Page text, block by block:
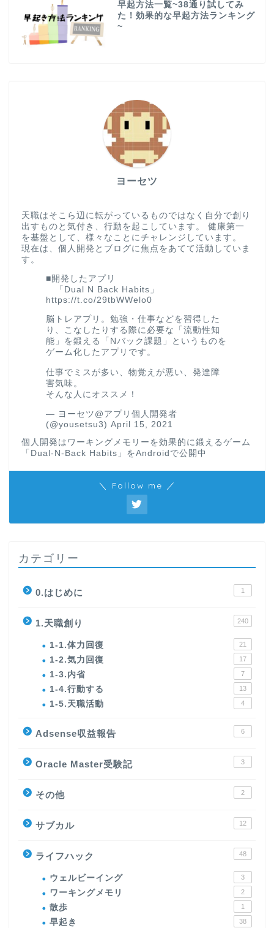
早起方法一覧~38通り試してみ
た！効果的な早起方法ランキング
~
ヨーセツ
天職はそこら辺に転がっているものではなく自分で創り
出すものと気付き、行動を起こしています。 健康第一
を基盤として、様々なことにチャレンジしています。
現在は、個人開発とブログに焦点をあてて活動していま
す。
■開発したアプリ
「Dual N Back Habits」
https://t.co/29tbWWelo0
脳トレアプリ。勉強・仕事などを習得した
り、こなしたりする際に必要な「流動性知
能」を鍛える「Nバック課題」というものを
ゲーム化したアプリです。
仕事でミスが多い、物覚えが悪い、発達障
害気味。
そんな人にオススメ！
— ヨーセツ@アプリ個人開発者
(@yousetsu3) April 15, 2021
個人開発はワーキングメモリーを効果的に鍛えるゲーム
「Dual-N-Back Habits」をAndroidで公開中
＼ Follow me ／
カテゴリー
0.はじめに 1
1.天職創り 240
1-1.体力回復 21
1-2.気力回復 17
1-3.内省 7
1-4.行動する 13
1-5.天職活動 4
Adsense収益報告 6
Oracle Master受験記 3
その他 2
サブカル 12
ライフハック 48
ウェルビーイング 3
ワーキングメモリ 2
散歩 1
早起き 38